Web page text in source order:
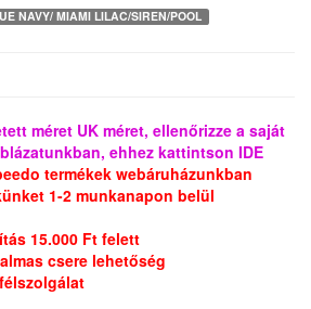
NAVY/ MIAMI LILAC/SIREN/POOL
méret UK méret, ellenőrizze a saját
ehhez kattintson IDE
termékek webáruházunkban
1-2 munkanapon belül
15.000 Ft felett
csere lehetőség